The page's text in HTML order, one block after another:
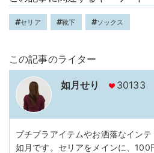
セリア 靴下 ソックス
この記事のライター
如月せり 30133
プチプラアイテムやお洒落なイン
如月です。セリアをメインに、100